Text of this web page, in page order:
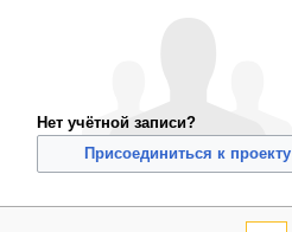
Нет учётной записи?
Присоединиться к проекту